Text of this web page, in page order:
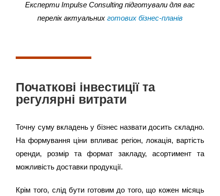
Експерти Impulse Consulting підготували для вас
перелік актуальних готових бізнес-планів
Початкові інвестиції та
регулярні витрати
Точну суму вкладень у бізнес назвати досить складно.
На формування ціни впливає регіон, локація, вартість
оренди, розмір та формат закладу, асортимент та
можливість доставки продукції.
Крім того, слід бути готовим до того, що кожен місяць